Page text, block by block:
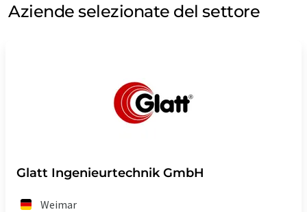
Aziende selezionate del settore
Glatt Ingenieurtechnik GmbH
Weimar